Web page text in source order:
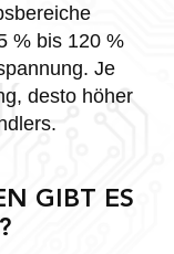
% bis 120 %
Je
desto höher
GIBT ES